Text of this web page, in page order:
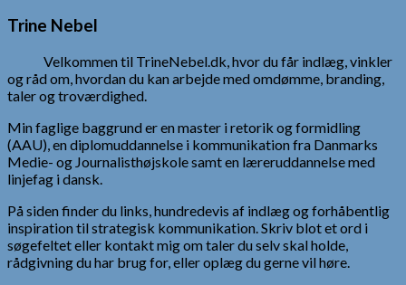
Trine Nebel
Velkommen til TrineNebel.dk, hvor du får indlæg, vinkler
og råd om, hvordan du kan arbejde med omdømme, branding,
taler og troværdighed.
Min faglige baggrund er en master i retorik og formidling
(AAU), en diplomuddannelse i kommunikation fra Danmarks
Medie- og Journalisthøjskole samt en læreruddannelse med
linjefag i dansk.
På siden finder du links, hundredevis af indlæg og forhåbentlig
inspiration til strategisk kommunikation. Skriv blot et ord i
søgefeltet eller kontakt mig om taler du selv skal holde,
rådgivning du har brug for, eller oplæg du gerne vil høre.